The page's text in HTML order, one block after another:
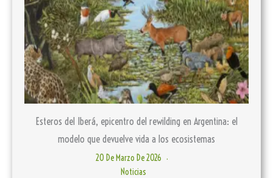
Esteros del Iberá, epicentro del rewilding en Argentina: el
modelo que devuelve vida a los ecosistemas
20 De Marzo De 2026
Noticias